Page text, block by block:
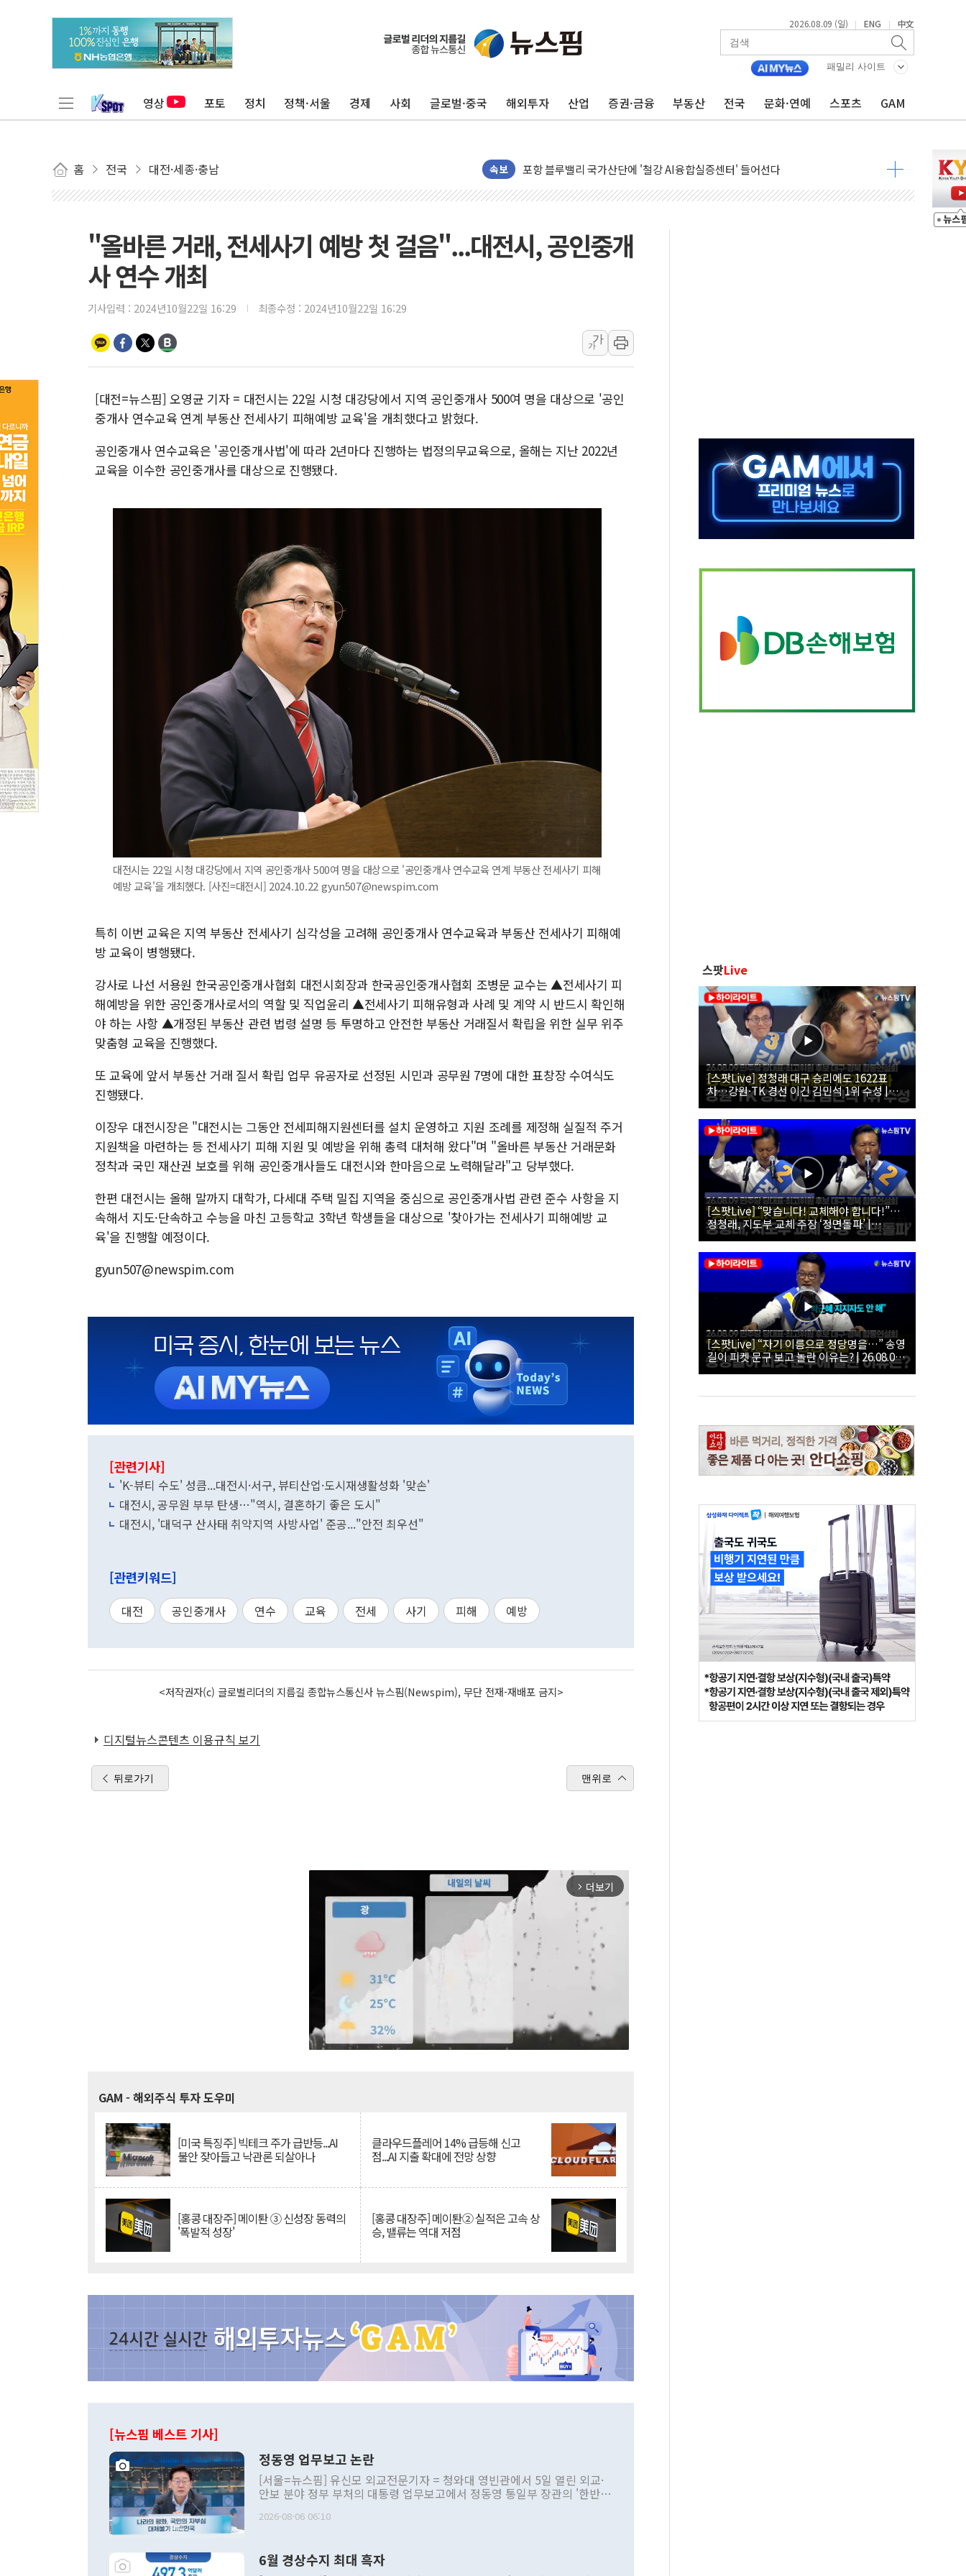
2026.08.09 (일) | ENG | 中文
패밀리 사이트
영상 포토 정치 정책·서울 경제 사회 글로벌·중국 해외투자 산업 증권·금융 부동산 전국 문화·연예 스포츠 GAM
홈 전국 대전·세종·충남 속보
평택 진위면 공장서 질식사고 발생…작업자 1명 숨져
상주 낙동강 선착장 하류서 50대 숨진 채 발견...경찰, 조사 중
[종합] 김민석, 정청래에 누적 '1.48%p' 차 선두 유지...金 46.01% vs 鄭 44.53%
인천서 말다툼 중 어머니 살해 10대 구속…범행 후 반려견도 죽여
김민석, 강원·대구·경북 경선서 정청래에 승리…金 48.54% vs 鄭 44.40%
[속보] 민주, 강원 경선 결과 발표...김민석 50.30% 정청래 41.94% 송영길 7.76%
정재헌 CEO, SKT 장기고객 400명 맞이…"마음 잇는 시간 되길"
하나금융, 명동 소상공인에 '행복상자' 전달
병무청, 보충역 전면 손질… 예술·체육요원 최대 33% 감축
홈플러스發 대형마트 판매, 역대 최대폭 감소한 9.4%↓…유통업계 양극화 심화
윤준병·이해민 의원, '정부 특사'로 콜롬비아 대통령 취임식 참석
'호우·산사태 주의보' 울진 시간당 30mm 강한 비...호우 피해 없어
여야, 황희 '버스 하우스' 공방…野 "청년 우롱 기괴" vs 與 "송구한 해프닝"
"올바른 거래, 전세사기 예방 첫 걸음"...대전시, 공인중개
사 연수 개최
기사입력 : 2024년10월22일 16:29 최종수정 : 2024년10월22일 16:29
가
가
[대전=뉴스핌] 오영균 기자 = 대전시는 22일 시청 대강당에서 지역 공인중개사 500여 명을 대상으로 '공인
중개사 연수교육 연계 부동산 전세사기 피해예방 교육'을 개최했다고 밝혔다.
공인중개사 연수교육은 '공인중개사법'에 따라 2년마다 진행하는 법정의무교육으로, 올해는 지난 2022년
교육을 이수한 공인중개사를 대상으로 진행됐다.
대전시는 22일 시청 대강당에서 지역 공인중개사 500여 명을 대상으로 '공인중개사 연수교육 연계 부동산 전세사기 피해
예방 교육'을 개최했다. [사진=대전시] 2024.10.22 gyun507@newspim.com
특히 이번 교육은 지역 부동산 전세사기 심각성을 고려해 공인중개사 연수교육과 부동산 전세사기 피해예
방 교육이 병행됐다.
강사로 나선 서용원 한국공인중개사협회 대전시회장과 한국공인중개사협회 조병문 교수는 ▲전세사기 피
해예방을 위한 공인중개사로서의 역할 및 직업윤리 ▲전세사기 피해유형과 사례 및 계약 시 반드시 확인해
야 하는 사항 ▲개정된 부동산 관련 법령 설명 등 투명하고 안전한 부동산 거래질서 확립을 위한 실무 위주
맞춤형 교육을 진행했다.
또 교육에 앞서 부동산 거래 질서 확립 업무 유공자로 선정된 시민과 공무원 7명에 대한 표창장 수여식도
진행됐다.
이장우 대전시장은 "대전시는 그동안 전세피해지원센터를 설치 운영하고 지원 조례를 제정해 실질적 주거
지원책을 마련하는 등 전세사기 피해 지원 및 예방을 위해 총력 대처해 왔다"며 "올바른 부동산 거래문화
정착과 국민 재산권 보호를 위해 공인중개사들도 대전시와 한마음으로 노력해달라"고 당부했다.
한편 대전시는 올해 말까지 대학가, 다세대 주택 밀집 지역을 중심으로 공인중개사법 관련 준수 사항을 지
속해서 지도·단속하고 수능을 마친 고등학교 3학년 학생들을 대상으로 '찾아가는 전세사기 피해예방 교
육'을 진행할 예정이다.
gyun507@newspim.com
[관련기사]
'K-뷰티 수도' 성큼...대전시·서구, 뷰티산업·도시재생활성화 '맞손'
대전시, 공무원 부부 탄생…"역시, 결혼하기 좋은 도시"
대전시, '대덕구 산사태 취약지역 사방사업' 준공..."안전 최우선"
[관련키워드]
대전 공인중개사 연수 교육 전세 사기 피해 예방
<저작권자(c) 글로벌리더의 지름길 종합뉴스통신사 뉴스핌(Newspim), 무단 전재-재배포 금지>
디지털뉴스콘텐츠 이용규칙 보기
뒤로가기 맨위로
arrow_forward_ios 더보기
GAM - 해외주식 투자 도우미
[미국 특징주] 빅테크 주가 급반등...AI
불안 잦아들고 낙관론 되살아나
클라우드플레어 14% 급등해 신고
점...AI 지출 확대에 전망 상향
[홍콩 대장주] 메이퇀 ③ 신성장 동력의
'폭발적 성장'
[홍콩 대장주] 메이퇀② 실적은 고속 상
승, 밸류는 역대 저점
[뉴스핌 베스트 기사]
정동영 업무보고 논란
[서울=뉴스핌] 유신모 외교전문기자 = 청와대 영빈관에서 5일 열린 외교·
안보 분야 정부 부처의 대통령 업무보고에서 정동영 통일부 장관의 '한반도
발언 중에는 정부 내 조율을 거치지 않은 사안을 정책으로 추진하겠다고 공
주의적 희망에 근거한 비현실적 구상'이라는 비판을 내놨다. 그동안 정 장
2026-08-06 06:10
6월 경상수지 최대 흑자
스팟Live
[스팟Live] 정청래 대구 승리에도 1622표
차…강원·TK 경선 이긴 김민석 1위 수성 |
26.08.09 더불어민주당 당대표·최고위원 후
보 대구·경북 합동연설회
[스팟Live] “맞습니다! 교체해야 합니다!”…
정청래, 지도부 교체 주장 ‘정면돌파’ |
26.08.09 더불어민주당 당대표·최고위원 후
보 대구·경북 합동연설회
[스팟Live] “자기 이름으로 정당명을…” 송영
길이 피켓 문구 보고 놀란 이유는? | 26.08.09
더불어민주당 당대표·최고위원 후보 대구·경